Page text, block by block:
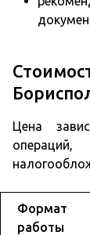
Цена
Формат
работы